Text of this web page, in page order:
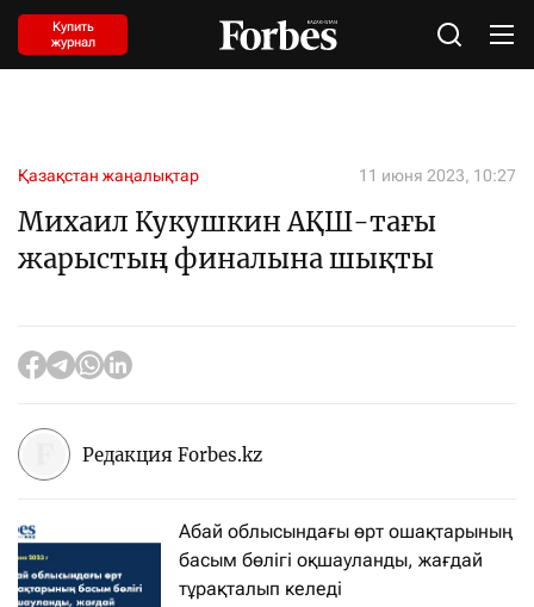
Купить
журнал
Қазақстан жаңалықтар 11 июня 2023, 10:27
Михаил Кукушкин АҚШ-тағы
жарыстың финалына шықты
Редакция Forbes.kz
Абай облысындағы өрт ошақтарының
басым бөлігі оқшауланды, жағдай
тұрақталып келеді